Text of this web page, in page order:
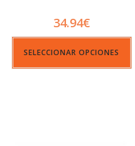
34.94€
SELECCIONAR OPCIONES